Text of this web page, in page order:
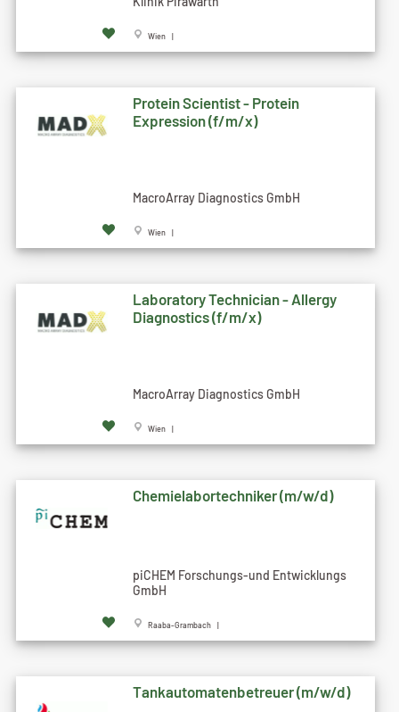
Wien |
Protein Scientist - Protein
Expression (f/m/x)
MacroArray Diagnostics GmbH
Wien |
Laboratory Technician - Allergy
Diagnostics (f/m/x)
MacroArray Diagnostics GmbH
Wien |
Chemielabortechniker (m/w/d)
piCHEM Forschungs-und Entwicklungs
GmbH
Raaba-Grambach |
Tankautomatenbetreuer (m/w/d)